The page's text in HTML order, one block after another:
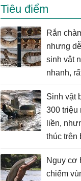
Tiêu điểm
Rắn
nhưng
sinh vật
nhanh,
Sinh vật
300 triệu
liền,
thúc trên
Nguy cơ
chiếm